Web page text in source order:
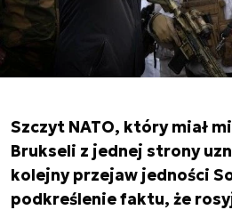
Szczyt NATO, który miał
Brukseli z jednej strony
kolejny przejaw jedności
podkreślenie faktu, że